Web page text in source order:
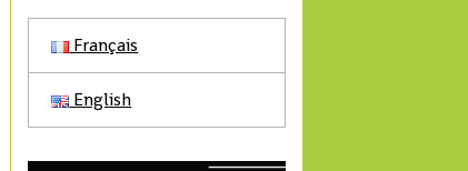
Français
English